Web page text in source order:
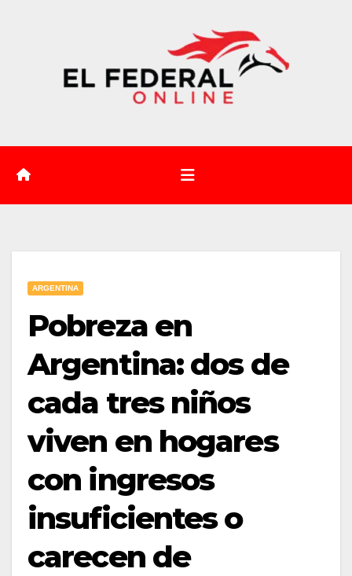
ARGENTINA
Pobreza en
Argentina: dos de
cada tres niños
viven en hogares
con ingresos
insuficientes o
carecen de